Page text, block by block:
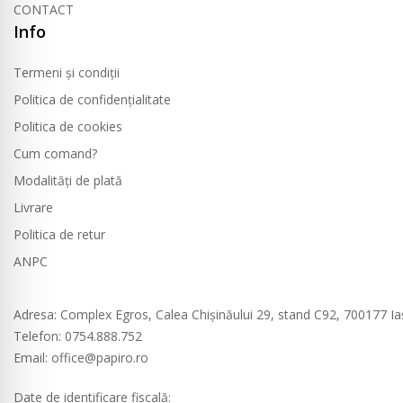
CONTACT
Info
Termeni și condiții
Politica de confidențialitate
Politica de cookies
Cum comand?
Modalități de plată
Livrare
Politica de retur
ANPC
Adresa: Complex Egros, Calea Chișinăului 29, stand C92, 700177
Telefon: 0754.888.752
Email: office@papiro.ro
Date de identificare fiscală: